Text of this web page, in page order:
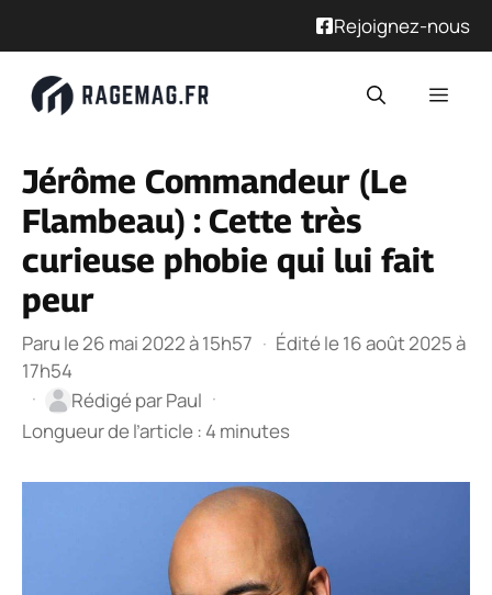
Rejoignez-nous
Jérôme Commandeur (Le
Flambeau) : Cette très
curieuse phobie qui lui fait
peur
Paru le 26 mai 2022 à 15h57 · Édité le 16 août 2025 à
17h54
·
Rédigé parPaul ·
Longueur de l’article : 4 minutes